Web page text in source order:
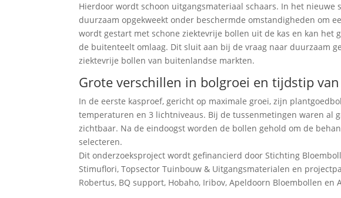
Hierdoor wordt schoon uitgangsmateriaal schaars. In het
duurzaam opgekweekt onder beschermde omstandigheden om
wordt gestart met schone ziektevrije bollen uit de kas en kan het
de buitenteelt omlaag. Dit sluit aan bij de vraag naar duurzaam
ziektevrije bollen van buitenlandse markten.
Grote verschillen in bolgroei en tijdstip
In de eerste kasproef, gericht op maximale groei, zijn
temperaturen en 3 lichtniveaus. Bij de tussenmetingen waren
zichtbaar. Na de eindoogst worden de bollen gehold om de
selecteren.
Dit onderzoeksproject wordt gefinancierd door Stichting
Stimuflori, Topsector Tuinbouw & Uitgangsmaterialen en
Robertus, BQ support, Hobaho, Iribov, Apeldoorn Bloembollen en